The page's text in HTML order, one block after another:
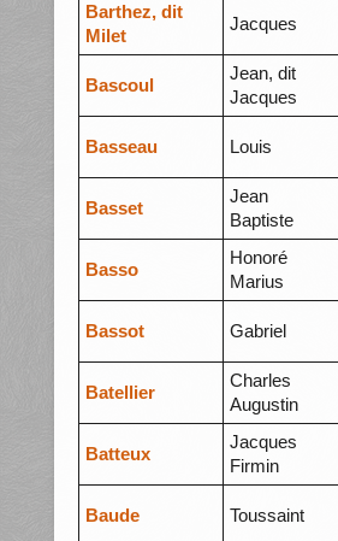
Barthez, dit
Milet
Jacques
Bascoul
Jean, dit
Jacques
Basseau Louis
Basset
Jean
Baptiste
Basso
Honoré
Marius
Bassot Gabriel
Batellier
Charles
Augustin
Batteux
Jacques
Firmin
Baude Toussaint